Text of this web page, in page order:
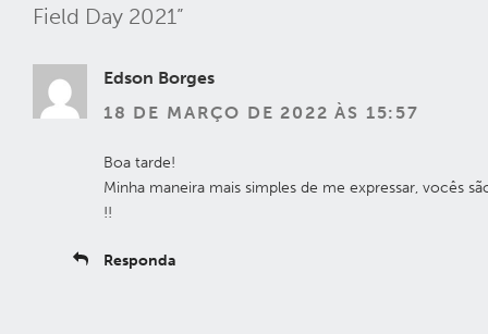
Field Day 2021”
Edson Borges
18 DE MARÇO DE 2022 ÀS 15:57
Boa tarde!
Minha maneira mais simples de me expressar, vocês
!!
Responda